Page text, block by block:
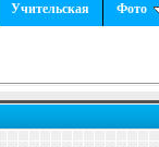
Учительская Фото